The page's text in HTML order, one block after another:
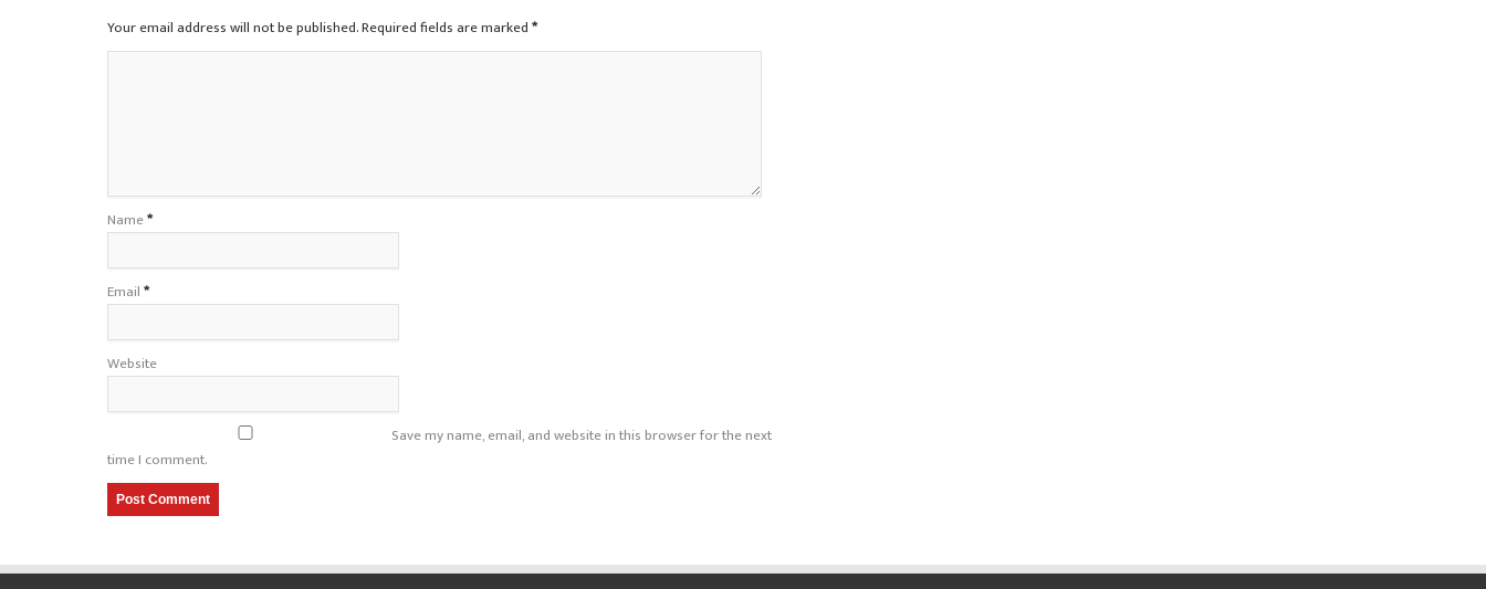
Your email address will not be published. Required fields are marked*
Name*
Email*
Website
Save my name, email, and website in this browser for the next
time I comment.